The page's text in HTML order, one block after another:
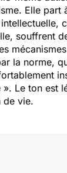
Elle part
souffrent
la norme,
Le ton est
de vie.